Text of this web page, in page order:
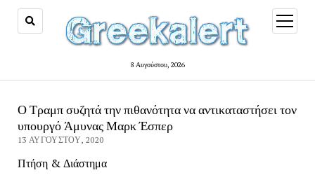
8 Αυγούστου, 2026
open
menu
Ο Τραμπ συζητά την πιθανότητα να αντικαταστήσει τον
υπουργό Άμυνας Μαρκ Έσπερ
13 ΑΥΓΟΎΣΤΟΥ, 2020
Πτήση & Διάστημα